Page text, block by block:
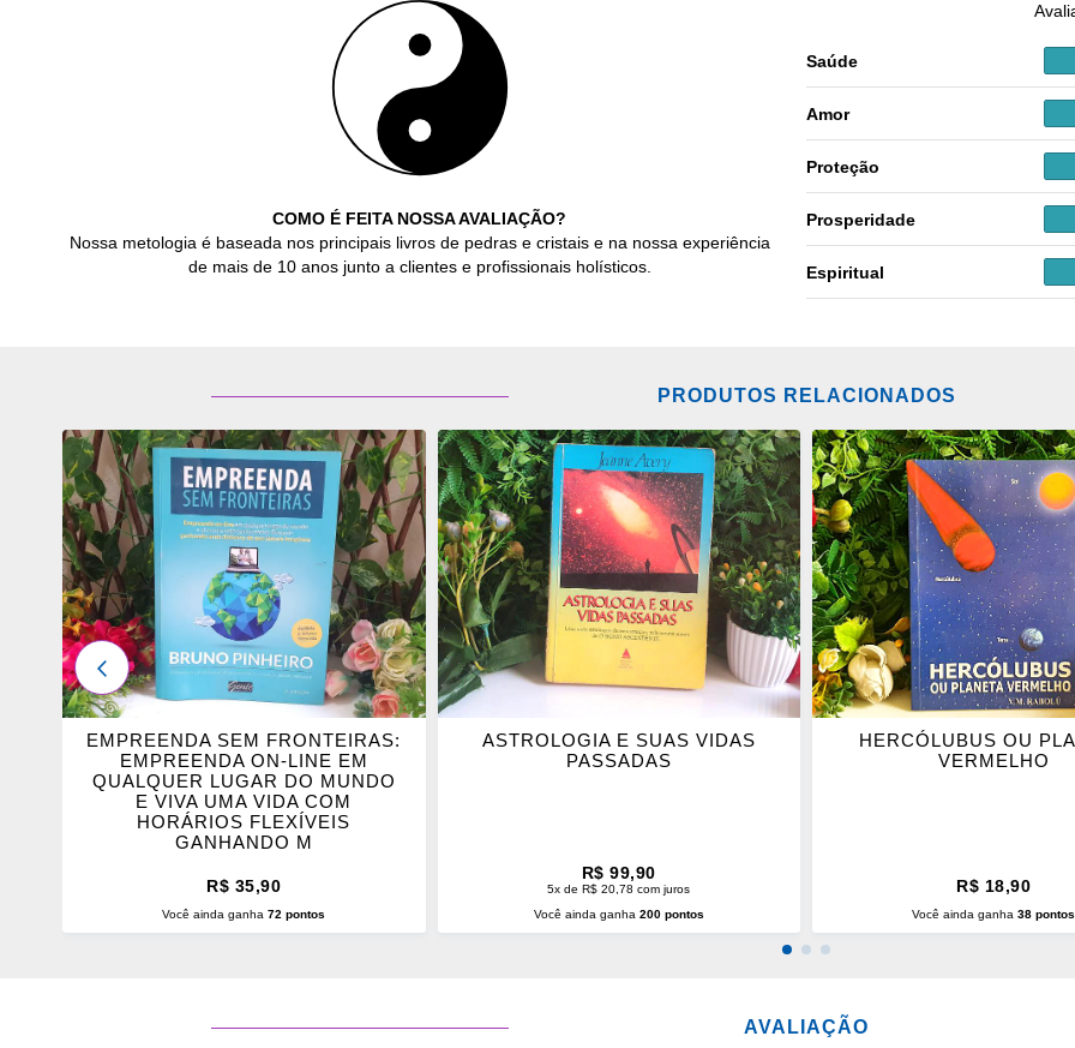
COMO É FEITA NOSSA AVALIAÇÃO?
Nossa metologia é baseada nos principais livros de pedras e cristais e na nossa experiência
de mais de 10 anos junto a clientes e profissionais holísticos.
Saúde
Amor
Proteção
Prosperidade
Espiritual
PRODUTOS RELACIONADOS
ADICIONAR
OS
FAVORITOS
EMPREENDA SEM FRONTEIRAS:
EMPREENDA ON-LINE EM
QUALQUER LUGAR DO MUNDO
E VIVA UMA VIDA COM
HORÁRIOS FLEXÍVEIS
GANHANDO M
R$ 35,90
Você ainda ganha72 pontos
ADICIONAR
OS
FAVORITOS
ASTROLOGIA E SUAS VIDAS
PASSADAS
R$ 99,90
5x de R$ 20,78 com juros
Você ainda ganha 200 pontos
ADICIONAR
OS
FAVORITOS
HERCÓLUBUS OU
VERMELHO
R$ 18,90
Você ainda ganha38 pontos
ANTERIOR
AVALIAÇÃO